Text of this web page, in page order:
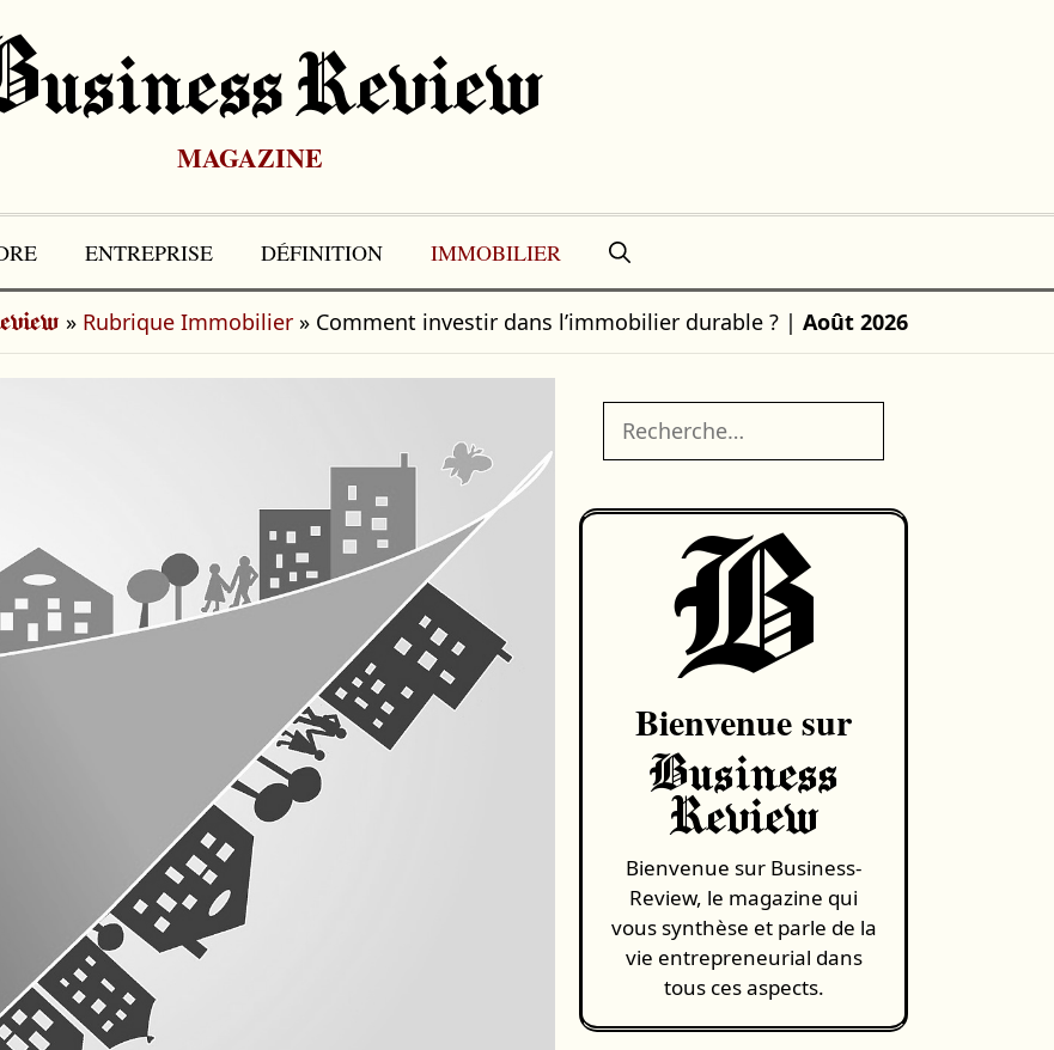
Usiness Review
MAGAZINE
ENTREPRISE DÉFINITION IMMOBILIER
» Rubrique Immobilier » Comment investir dans l’immobilier durable ? | Août 2026
Rechercher :
B
Bienvenue sur
Business
Review
Bienvenue sur Business-
Review, le magazine qui
vous synthèse et parle de la
vie entrepreneurial dans
tous ces aspects.